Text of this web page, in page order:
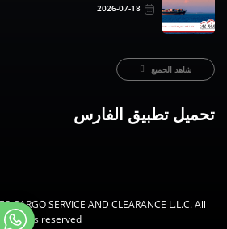
2026-07-18
شاهد الجميع
تحميل تطبيق الفارس
CARGO SERVICE AND CLEARANCE L.L.C. All
rights reserved.